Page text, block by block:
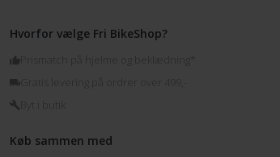
Hvorfor vælge Fri BikeShop?
Prismatch på hjelme og beklædning*
Køb sammen med